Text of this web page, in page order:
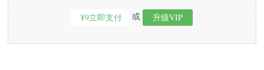
¥9立即支付 或 升级VIP